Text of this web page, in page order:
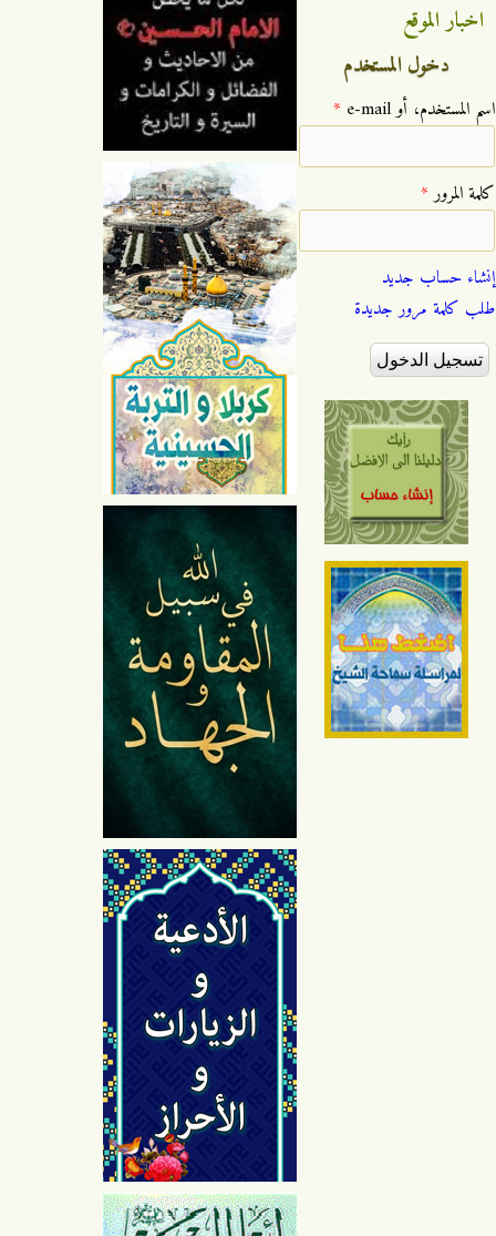
اخبار الموقع
دخول المستخدم
‏اسم المستخدم، أو e-mail ‏ *
‏كلمة المرور ‏*
إنشاء حساب جديد
طلب كلمة مرور جديدة